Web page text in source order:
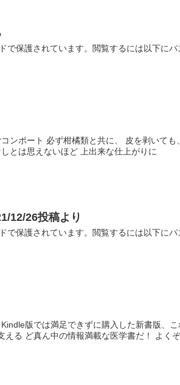
で保護されています。閲覧するには以下にパ
ンポート 必ず柑橘類と共に、 皮を剥いても
とは思えないほど 上出来な仕上がりに
12/26投稿より
で保護されています。閲覧するには以下にパ
版では満足できずに購入した新書版、こ
える ど真ん中の情報満載な医学書だ！ よく